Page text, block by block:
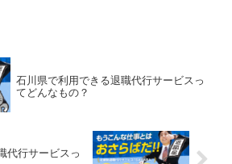
石川県で利用できる退職代行サービスっ
てどんなもの？
代行サービスっ